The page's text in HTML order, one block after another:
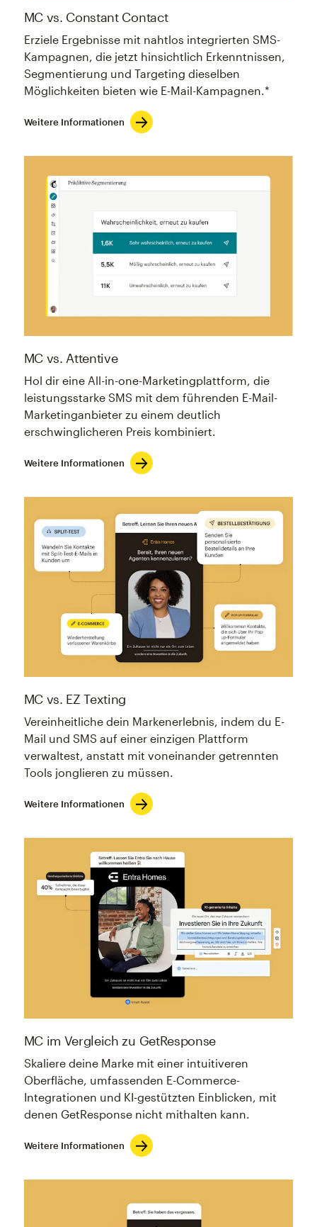
MC vs. Constant Contact
Erziele Ergebnisse mit nahtlos integrierten SMS-
Kampagnen, die jetzt hinsichtlich Erkenntnissen,
Segmentierung und Targeting dieselben
Möglichkeiten bieten wie E-Mail-Kampagnen.*
Weitere Informationen
MC vs. Attentive
Hol dir eine All-in-one-Marketingplattform, die
leistungsstarke SMS mit dem führenden E-Mail-
Marketinganbieter zu einem deutlich
erschwinglicheren Preis kombiniert.
Weitere Informationen
MC vs. EZ Texting
Vereinheitliche dein Markenerlebnis, indem du E-
Mail und SMS auf einer einzigen Plattform
verwaltest, anstatt mit voneinander getrennten
Tools jonglieren zu müssen.
Weitere Informationen
MC im Vergleich zu GetResponse
Skaliere deine Marke mit einer intuitiveren
Oberfläche, umfassenden E-Commerce-
Integrationen und KI-gestützten Einblicken, mit
denen GetResponse nicht mithalten kann.
Weitere Informationen